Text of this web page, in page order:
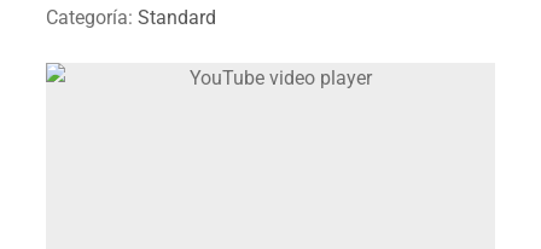
Categoría: Standard